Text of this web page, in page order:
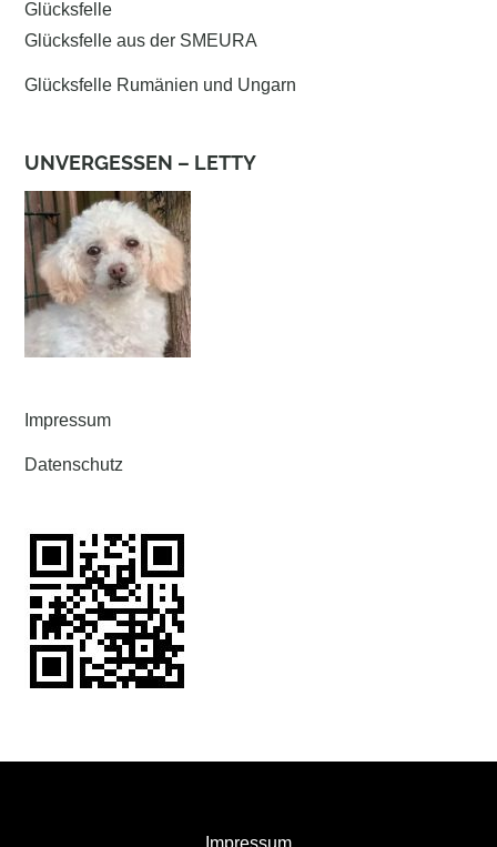
Glücksfelle
Glücksfelle aus der SMEURA
Glücksfelle Rumänien und Ungarn
UNVERGESSEN – LETTY
Impressum
Datenschutz